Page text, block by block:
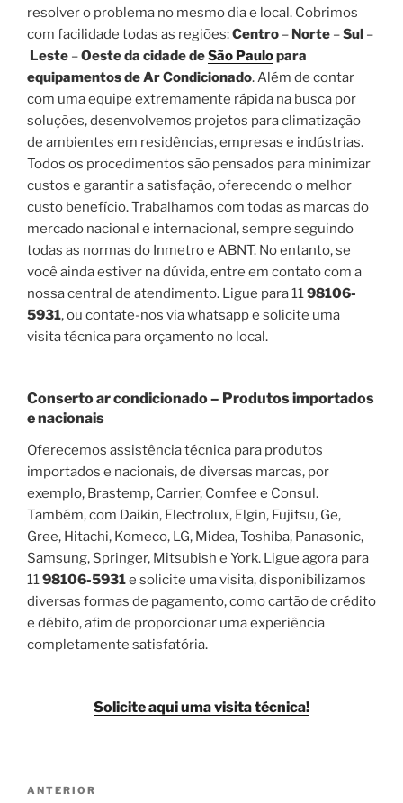
resolver o problema no mesmo dia e local. Cobrimos
com facilidade todas as regiões:Centro – Norte –Sul –
Leste –Oeste da cidade deSão Paulopara
equipamentos de Ar Condicionado. Além de contar
com uma equipe extremamente rápida na busca por
soluções, desenvolvemos projetos para climatização
de ambientes em residências, empresas e indústrias.
Todos os procedimentos são pensados para minimizar
custos e garantir a satisfação, oferecendo o melhor
custo benefício. Trabalhamos com todas as marcas do
mercado nacional e internacional, sempre seguindo
todas as normas do Inmetro e ABNT. No entanto, se
você ainda estiver na dúvida, entre em contato com a
nossa central de atendimento. Ligue para 1198106-
5931, ou contate-nos via whatsapp e solicite uma
visita técnica para orçamento no local.
Conserto ar condicionado – Produtos importados
e nacionais
Oferecemos assistência técnica para produtos
importados e nacionais, de diversas marcas, por
exemplo, Brastemp, Carrier, Comfee e Consul.
Também, com Daikin, Electrolux, Elgin, Fujitsu, Ge,
Gree, Hitachi, Komeco, LG, Midea, Toshiba, Panasonic,
Samsung, Springer, Mitsubish e York. Ligue agora para
1198106-5931e solicite uma visita, disponibilizamos
diversas formas de pagamento, como cartão de crédito
e débito, afim de proporcionar uma experiência
completamente satisfatória.
Solicite aqui uma visita técnica!
Navegação
Post
ANTERIOR